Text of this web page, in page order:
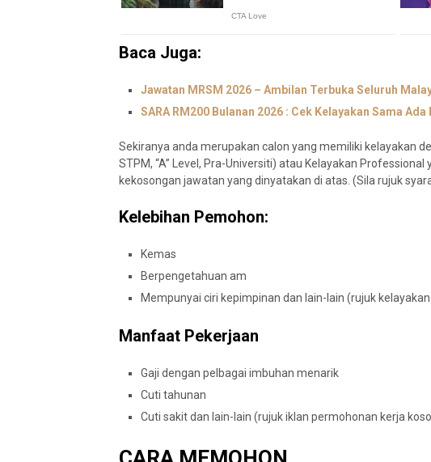
Baca Juga:
Jawatan MRSM 2026 – Ambilan Terbuka Seluruh
SARA RM200 Bulanan 2026 : Cek Kelayakan Sama
Sekiranya anda merupakan calon yang memiliki kelayakan
STPM, “A” Level, Pra-Universiti) atau Kelayakan
kekosongan jawatan yang dinyatakan di atas. (Sila rujuk
Kelebihan Pemohon:
Kemas
Berpengetahuan am
Mempunyai ciri kepimpinan dan lain-lain (rujuk
Manfaat Pekerjaan
Gaji dengan pelbagai imbuhan menarik
Cuti tahunan
Cuti sakit dan lain-lain (rujuk iklan permohonan kerja